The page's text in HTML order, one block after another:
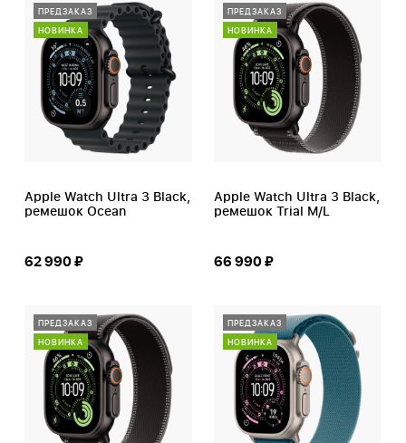
ПРЕДЗАКАЗ
НОВИНКА
Apple Watch Ultra 3 Black,
ремешок Ocean
62 990 ₽
ПРЕДЗАКАЗ
НОВИНКА
Apple Watch Ultra 3 Black,
ремешок Trial M/L
66 990 ₽
ПРЕДЗАКАЗ
НОВИНКА
ПРЕДЗАКАЗ
НОВИНКА